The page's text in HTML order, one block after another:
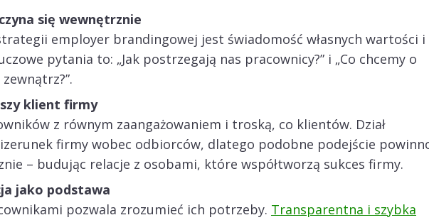
się wewnętrznie
employer brandingowej jest świadomość własnych wartości i
pytania to: „Jak postrzegają nas pracownicy?” i „Co chcemy o
klient firmy
z równym zaangażowaniem i troską, co klientów. Dział
firmy wobec odbiorców, dlatego podobne podejście
– budując relacje z osobami, które współtworzą sukces firmy.
jako podstawa
pozwala zrozumieć ich potrzeby. Transparentna i szybka